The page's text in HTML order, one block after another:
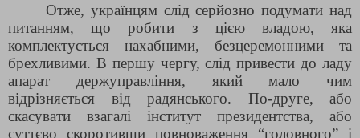
Отже, українцям слід серйозно подумати над
питанням, що робити з цією владою, яка
комплектується нахабними, безцеремонними та
брехливими. В першу чергу, слід привести до ладу
апарат держуправління, який мало чим
відрізняється від радянського. По-друге, або
скасувати взагалі інститут президентства, або
суттєво скоротивши повноваження “головного” і